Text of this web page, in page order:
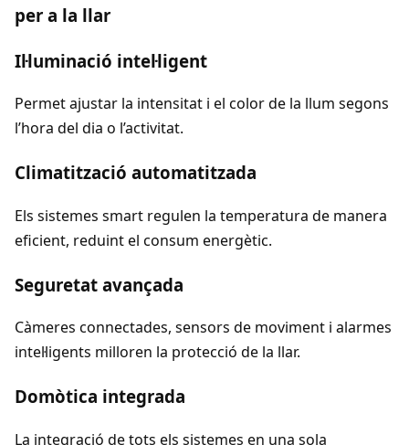
per a la llar
Il·luminació intel·ligent
Permet ajustar la intensitat i el color de la llum segons
l’hora del dia o l’activitat.
Climatització automatitzada
Els sistemes smart regulen la temperatura de manera
eficient, reduint el consum energètic.
Seguretat avançada
Càmeres connectades, sensors de moviment i alarmes
intel·ligents milloren la protecció de la llar.
Domòtica integrada
La integració de tots els sistemes en una sola